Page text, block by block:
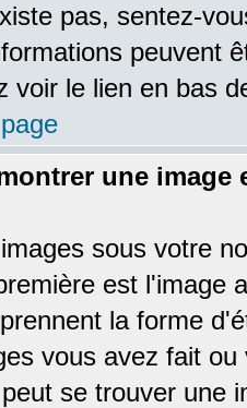
pas, sentez-
peuvent
voir le lien en bas
une image
sous votre
est l'image
la forme
vous avez fait
se trouver une